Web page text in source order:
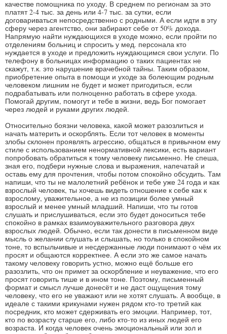
качестве помощника по уходу. В среднем по регионам за это
платят 2-4 тыс. за день или 4-7 тыс. за сутки, если
договариваться непосредственно с родными. А если идти в эту
сферу через агентство, они забирают себе от 50% дохода.
Напрямую найти нуждающихся в уходе можно, если пройти по
отделениям больниц и спросить у мед. персонала кто
нуждается в уходе и предложить нуждающимся свои услуги. По
телефону в больницах информацию о таких пациентах не
скажут, т.к. это нарушение врачебной тайны. Таким образом,
приобретение опыта в помощи и уходе за болеющим родным
человеком лишним не будет и может пригодиться, если
подрабатывать или полноценно работать в сфере ухода.
Помогай другим, помогут и тебе в жизни, ведь Бог помогает
через людей и руками других людей.
Относительно боязни человека, какой может разозлиться и
начать материть и оскорблять. Если тот человек в моменты
злобы склонен проявлять агрессию, общаться в привычном ему
стиле с использованием ненормативной лексики, есть вариант
попробовать обратиться к тому человеку письменно. Не спеша,
зная его, подбери нужные слова и выражения, напечатай и
оставь ему для прочтения, чтобы потом спокойно обсудить. Там
напиши, что ты не малолетний ребёнок и тебе уже 24 года и как
взрослый человек, ты хочешь видеть отношение к себе как к
взрослому, уважительное, а не из позиции более умный
взрослый и менее умный младший. Напиши, что ты готов
слушать и прислушиваться, если это будет доноситься тебе
спокойно в рамках взаимоуважительного разговора двух
взрослых людей. Обычно, если так донести в письменном виде
мысль о желании слушать и слышать, но только в спокойном
тоне, то вспыльчивые и несдержанные люди понимают о чём их
просят и общаются корректнее. А если это же самое начать
такому человеку говорить устно, можно ещё больше его
разозлить, что он примет за оскорбление и неуважение, что его
просят говорить тише и в ином тоне. Поэтому, письменный
формат и смысл лучше донесёт и не даст ощущения тому
человеку, что его не уважают или не хотят слушать. А вообще, в
идеале с такими крикунами нужен рядом кто-то третий как
посредник, кто может сдерживать его эмоции. Например, тот,
кто по возрасту старше его, либо кто-то из иных людей его
возраста. И когда человек очень эмоциональный или зол и